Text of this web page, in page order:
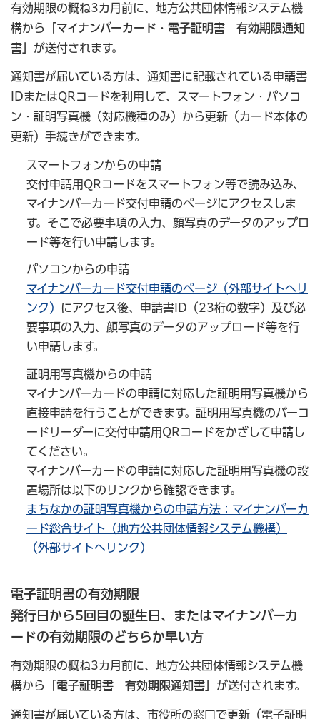
有効期限の概ね3カ月前に、地方公共団体情報システム機
構から
「マイナンバーカード・電子証明書 有効期限通知
書」 が送付されます。
通知書が届いている方は、通知書に記載されている申請書
IDまたはQRコードを利用して、スマートフォン・パソコ
ン・証明写真機（対応機種のみ）から更新（カード本体の
更新）手続きができます。
スマートフォンからの申請
交付申請用QRコードをスマートフォン等で読み込み、
マイナンバーカード交付申請のページにアクセスしま
す。そこで必要事項の入力、顔写真のデータのアップロ
ード等を行い申請します。
パソコンからの申請
マイナンバーカード交付申請のページ（外部サイトへリ
ンク）
にアクセス後、申請書ID（23桁の数字）及び必
要事項の入力、顔写真のデータのアップロード等を行
い申請します。
証明用写真機からの申請
マイナンバーカードの申請に対応した証明用写真機から
直接申請を行うことができます。証明用写真機のバーコ
ードリーダーに交付申請用QRコードをかざして申請し
てください。
マイナンバーカードの申請に対応した証明用写真機の設
置場所は以下のリンクから確認できます。
まちなかの証明写真機からの申請方法：マイナンバーカ
ード総合サイト（地方公共団体情報システム機構）
（外部サイトへリンク）
電子証明書の有効期限
発行日から5回目の誕生日、またはマイナンバーカ
ードの有効期限のどちらか早い方
有効期限の概ね3カ月前に、地方公共団体情報システム機
構から
「電子証明書 有効期限通知書」 が送付されます。
通知書が届いている方は、市役所の窓口で更新（電子証明